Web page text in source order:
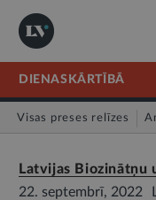
DIENASKĀRTĪBĀ
Visas preses relīzes
Latvijas
22. septembrī, 2022